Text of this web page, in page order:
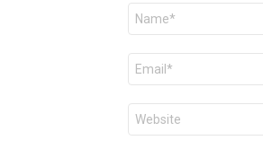
Nome
E-
mail
*
Site